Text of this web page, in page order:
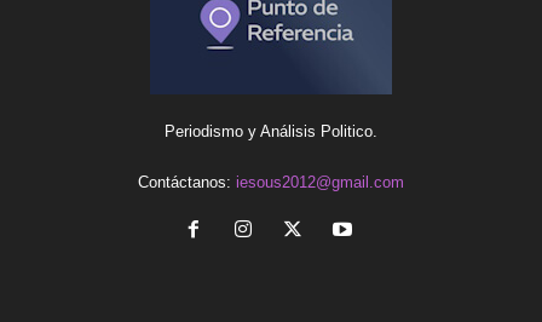
Periodismo y Análisis Politico.
Contáctanos: iesous2012@gmail.com